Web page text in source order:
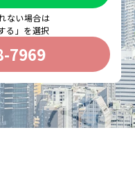
ない場合は
る」を選択
7969